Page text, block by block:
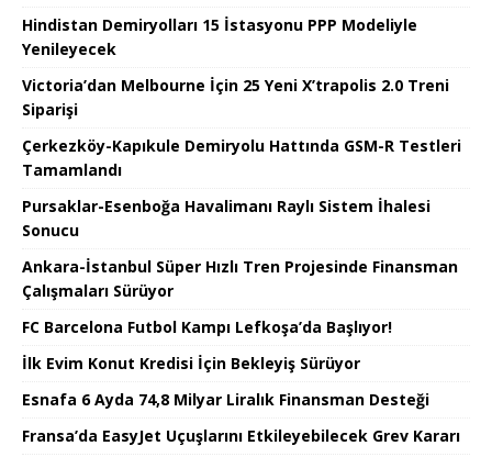
Hindistan Demiryolları 15 İstasyonu PPP Modeliyle
Yenileyecek
Victoria’dan Melbourne İçin 25 Yeni X’trapolis 2.0 Treni
Siparişi
Çerkezköy-Kapıkule Demiryolu Hattında GSM-R Testleri
Tamamlandı
Pursaklar-Esenboğa Havalimanı Raylı Sistem İhalesi
Sonucu
Ankara-İstanbul Süper Hızlı Tren Projesinde Finansman
Çalışmaları Sürüyor
FC Barcelona Futbol Kampı Lefkoşa’da Başlıyor!
İlk Evim Konut Kredisi İçin Bekleyiş Sürüyor
Esnafa 6 Ayda 74,8 Milyar Liralık Finansman Desteği
Fransa’da EasyJet Uçuşlarını Etkileyebilecek Grev Kararı